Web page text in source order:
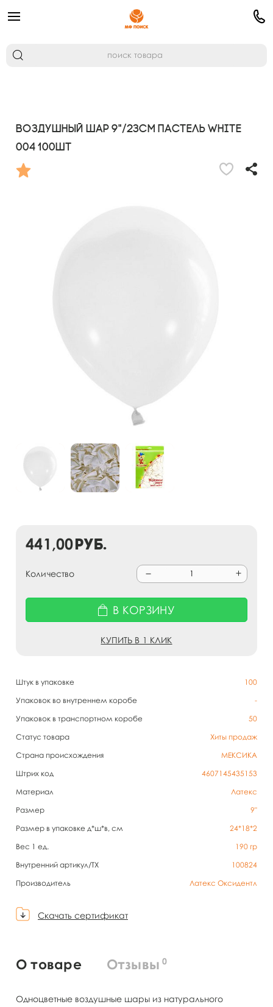
Воздушный шар 9"/23см Пастель WHITE
004 100шт
Штук в упаковке
100
Упаковок во внутреннем коробе
-
Упаковок в транспортном коробе
50
Статус товара
Хиты продаж
Страна происхождения
МЕКСИКА
Штрих код
4607145435153
Материал
Латекс
Размер
9"
Размер в упаковке д*ш*в, см
24*18*2
Вес 1 ед.
190 гр
Внутренний артикул/TX
100824
Производитель
Латекс Оксидентл
Скачать сертификат
441,00руб.
Количество
В КОРЗИНУ
КУПИТЬ В 1 КЛИК
О товаре Отзывы 0
Одноцветные воздушные шары из натурального